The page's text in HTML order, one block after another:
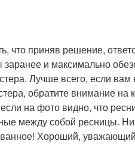
что приняв решение,
и максимально
Лучше всего, если
обратите внимание на
на фото видно, что
между собой ресницы.
Хороший, уважающий